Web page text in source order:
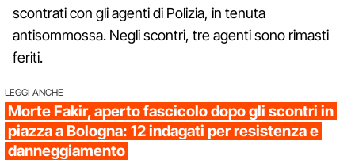
scontrati con gli agenti di Polizia, in tenuta
antisommossa. Negli scontri, tre agenti sono rimasti
feriti.
LEGGI ANCHE
Morte Fakir, aperto fascicolo dopo gli scontri in
piazza a Bologna: 12 indagati per resistenza e
danneggiamento